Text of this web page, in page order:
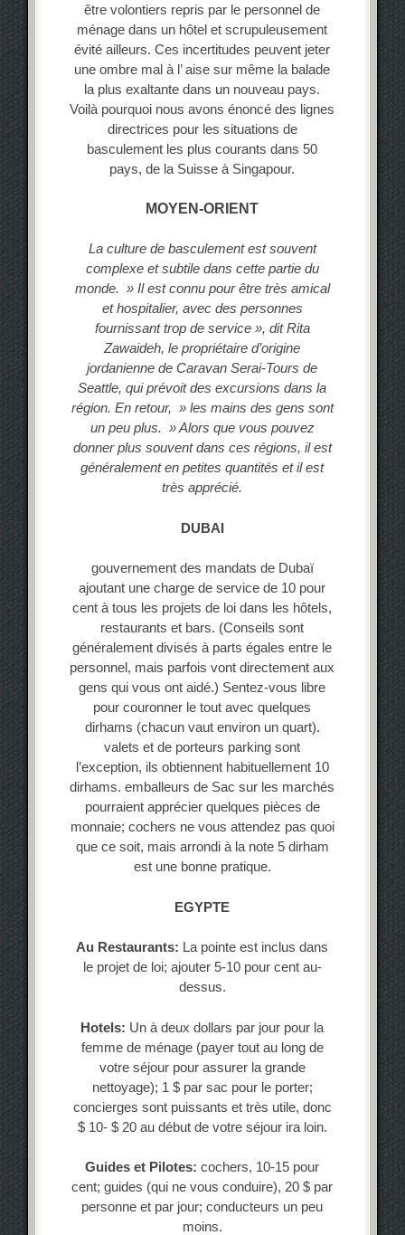
être volontiers repris par le personnel de
ménage dans un hôtel et scrupuleusement
évité ailleurs. Ces incertitudes peuvent jeter
une ombre mal à l’ aise sur même la balade
la plus exaltante dans un nouveau pays.
Voilà pourquoi nous avons énoncé des lignes
directrices pour les situations de
basculement les plus courants dans 50
pays, de la Suisse à Singapour.
MOYEN-ORIENT
La culture de basculement est souvent
complexe et subtile dans cette partie du
monde. » Il est connu pour être très amical
et hospitalier, avec des personnes
fournissant trop de service », dit Rita
Zawaideh, le propriétaire d’origine
jordanienne de Caravan Serai-Tours de
Seattle, qui prévoit des excursions dans la
région. En retour, » les mains des gens sont
un peu plus. » Alors que vous pouvez
donner plus souvent dans ces régions, il est
généralement en petites quantités et il est
très apprécié.
DUBAI
gouvernement des mandats de Dubaï
ajoutant une charge de service de 10 pour
cent à tous les projets de loi dans les hôtels,
restaurants et bars. (Conseils sont
généralement divisés à parts égales entre le
personnel, mais parfois vont directement aux
gens qui vous ont aidé.) Sentez-vous libre
pour couronner le tout avec quelques
dirhams (chacun vaut environ un quart).
valets et de porteurs parking sont
l’exception, ils obtiennent habituellement 10
dirhams. emballeurs de Sac sur les marchés
pourraient apprécier quelques pièces de
monnaie; cochers ne vous attendez pas quoi
que ce soit, mais arrondi à la note 5 dirham
est une bonne pratique.
EGYPTE
Au Restaurants: La pointe est inclus dans
le projet de loi; ajouter 5-10 pour cent au-
dessus.
Hotels: Un à deux dollars par jour pour la
femme de ménage (payer tout au long de
votre séjour pour assurer la grande
nettoyage); 1 $ par sac pour le porter;
concierges sont puissants et très utile, donc
$ 10- $ 20 au début de votre séjour ira loin.
Guides et Pilotes: cochers, 10-15 pour
cent; guides (qui ne vous conduire), 20 $ par
personne et par jour; conducteurs un peu
moins.